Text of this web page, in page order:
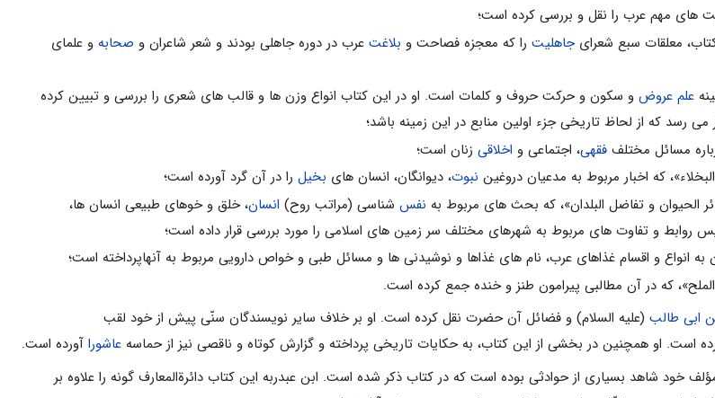
جاهلیترا که معجزه فصاحت و بلاغتعرب در دوره جاهلى بودند و شعر شاعران و صحابهو علماى
علم عروضو سکون و حرکت حروف و کلمات است. او در این کتاب انواع وزن ها و قالب هاى شعرى را بررسى و تبیین کرده
رسد که از لحاظ تاریخى جزء اولین منابع در این زمینه باشد؛
فقهى، اجتماعى و اخلاقىزنان است؛
نبوت، دیوانگان، انسان هاى بخیلرا در آن گرد آورده است؛
نفسشناسى (مراتب روح) انسان، خلق و خوهاى طبیعى انسان ها،
روابط و تفاوت هاى مربوط به شهرهاى مختلف سر زمین هاى اسلامى را مورد بررسى قرار داده است؛
ابى طالب (علیه السلام) و فضائل آن حضرت نقل کرده است. او بر خلاف سایر نویسندگان سنّى پیش از خود لقب
است. او همچنین در بخشی از این کتاب، به حکایات تاریخی پرداخته و گزارش کوتاه و ناقصی نیز از حماسه عاشورا آورده است.
خود شاهد بسیاری از حوادثی بوده است که در کتاب ذکر شده است. ابن عبدربه این کتاب دائرةالمعارف گونه را علاوه بر